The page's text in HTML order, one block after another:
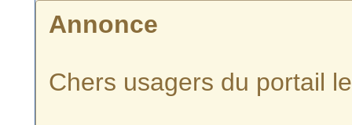
Annonce
Chers usagers du portail